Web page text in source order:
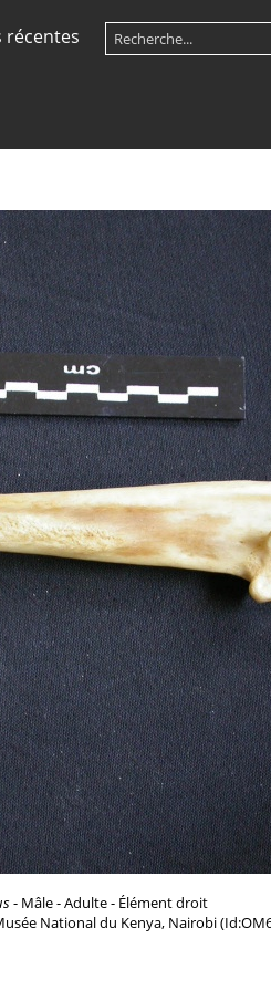
récentes
- Mâle - Adulte - Élément droit
National du Kenya, Nairobi